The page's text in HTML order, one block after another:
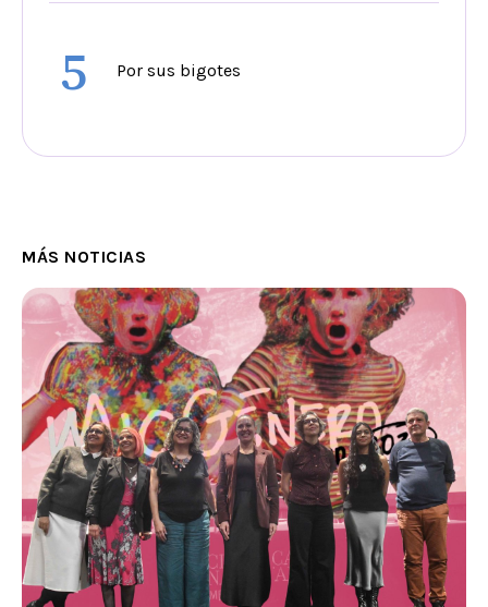
5 Por sus bigotes
MÁS NOTICIAS